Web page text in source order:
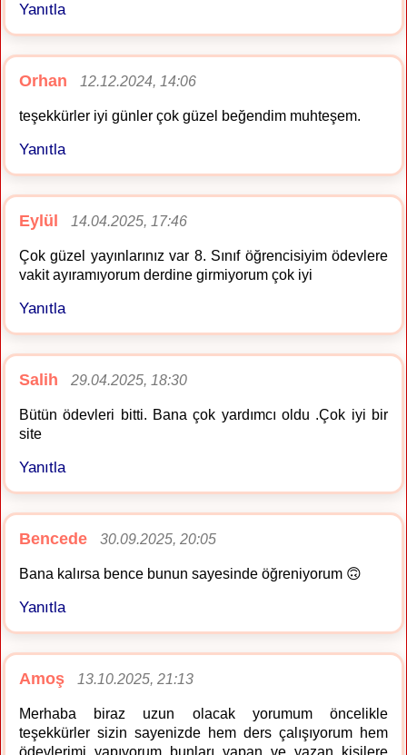
Yanıtla
Orhan 12.12.2024, 14:06
teşekkürler iyi günler çok güzel beğendim muhteşem.
Yanıtla
Eylül 14.04.2025, 17:46
Çok güzel yayınlarınız var 8. Sınıf öğrencisiyim ödevlere
vakit ayıramıyorum derdine girmiyorum çok iyi
Yanıtla
Salih 29.04.2025, 18:30
Bütün ödevleri bitti. Bana çok yardımcı oldu .Çok iyi bir
site
Yanıtla
Bencede 30.09.2025, 20:05
Bana kalırsa bence bunun sayesinde öğreniyorum 🙃
Yanıtla
Amoş 13.10.2025, 21:13
Merhaba biraz uzun olacak yorumum öncelikle
teşekkürler sizin sayenizde hem ders çalışıyorum hem